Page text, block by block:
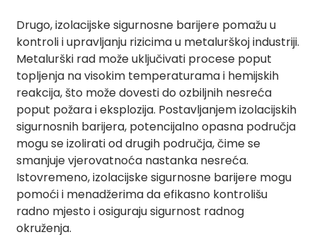
Drugo, izolacijske sigurnosne barijere pomažu u
kontroli i upravljanju rizicima u metalurškoj industriji.
Metalurški rad može uključivati ​​procese poput
topljenja na visokim temperaturama i hemijskih
reakcija, što može dovesti do ozbiljnih nesreća
poput požara i eksplozija. Postavljanjem izolacijskih
sigurnosnih barijera, potencijalno opasna područja
mogu se izolirati od drugih područja, čime se
smanjuje vjerovatnoća nastanka nesreća.
Istovremeno, izolacijske sigurnosne barijere mogu
pomoći i menadžerima da efikasno kontrolišu
radno mjesto i osiguraju sigurnost radnog
okruženja.